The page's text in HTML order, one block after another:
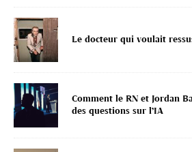
Le docteur qui voulait
Comment le RN et Jordan
des questions sur l’IA